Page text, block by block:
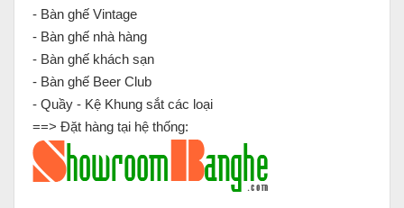
- Bàn ghế Vintage
- Bàn ghế nhà hàng
- Bàn ghế khách sạn
- Bàn ghế Beer Club
- Quầy - Kệ Khung sắt các loại
==> Đặt hàng tại hệ thống: